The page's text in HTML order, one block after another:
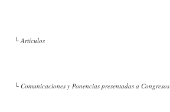
└ Artículos
└ Comunicaciones y Ponencias presentadas a Congresos